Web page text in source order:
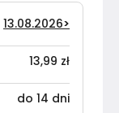
13.08.2026>
13,99 zł
do 14 dni